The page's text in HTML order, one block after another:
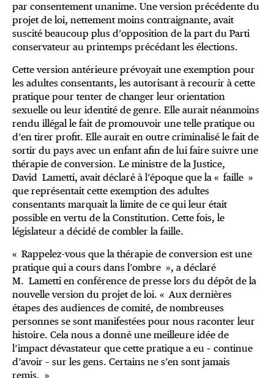
par consentement unanime. Une version précédente du
projet de loi, nettement moins contraignante, avait
suscité beaucoup plus d’opposition de la part du Parti
conservateur au printemps précédant les élections.
Cette version antérieure prévoyait une exemption pour
les adultes consentants, les autorisant à recourir à cette
pratique pour tenter de changer leur orientation
sexuelle ou leur identité de genre. Elle aurait néanmoins
rendu illégal le fait de promouvoir une telle pratique ou
d’en tirer profit. Elle aurait en outre criminalisé le fait de
sortir du pays avec un enfant afin de lui faire suivre une
thérapie de conversion. Le ministre de la Justice,
David Lametti, avait déclaré à l’époque que la « faille »
que représentait cette exemption des adultes
consentants marquait la limite de ce qui leur était
possible en vertu de la Constitution. Cette fois, le
législateur a décidé de combler la faille.
« Rappelez-vous que la thérapie de conversion est une
pratique qui a cours dans l’ombre », a déclaré
M. Lametti en conférence de presse lors du dépôt de la
nouvelle version du projet de loi. « Aux dernières
étapes des audiences de comité, de nombreuses
personnes se sont manifestées pour nous raconter leur
histoire. Cela nous a donné une meilleure idée de
l’impact dévastateur que cette pratique a eu – continue
d’avoir – sur les gens. Certains ne s’en sont jamais
remis. »